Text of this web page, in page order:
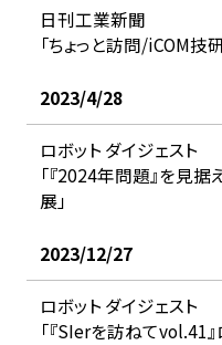
日刊工業新聞
「ちょっと訪問/iCOM技
2023/4/28
ロボット ダイジェスト
「『2024年問題』を見
展」
2023/12/27
ロボット ダイジェスト
「『SIerを訪ねてvol.41